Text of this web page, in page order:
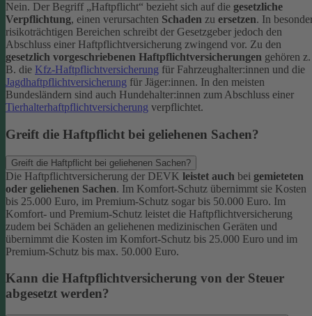
Nein. Der Begriff „Haftpflicht“ bezieht sich auf die gesetzliche
Verpflichtung, einen verursachten Schaden zu ersetzen. In
risikoträchtigen Bereichen schreibt der Gesetzgeber jedoch den
Abschluss einer Haftpflichtversicherung zwingend vor. Zu den
gesetzlich vorgeschriebenen Haftpflichtversicherungen gehören z.
B. die Kfz-Haftpflichtversicherung für Fahrzeughalter:innen und die
Jagdhaftpflichtversicherung für Jäger:innen. In den meisten
Bundesländern sind auch Hundehalter:innen zum Abschluss einer
Tierhalterhaftpflichtversicherung verpflichtet.
Greift die Haftpflicht bei geliehenen Sachen?
Greift die Haftpflicht bei geliehenen Sachen?
Die Haftpflichtversicherung der DEVK leistet auch bei gemieteten
oder geliehenen Sachen. Im Komfort-Schutz übernimmt sie Kosten
bis 25.000 Euro, im Premium-Schutz sogar bis 50.000 Euro. Im
Komfort- und Premium-Schutz leistet die Haftpflichtversicherung
zudem bei Schäden an geliehenen medizinischen Geräten und
übernimmt die Kosten im Komfort-Schutz bis 25.000 Euro und im
Premium-Schutz bis max. 50.000 Euro.
Kann die Haftpflichtversicherung von der Steuer
abgesetzt werden?